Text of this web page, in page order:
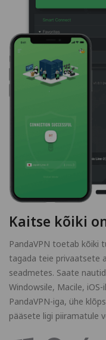
Kaitse kõiki
PandaVPN toetab kõiki
tagada teie privaatsete
seadmetes. Saate
Windowsile, Macile,
PandaVPN-iga, ühe
pääsete ligi piiramatule